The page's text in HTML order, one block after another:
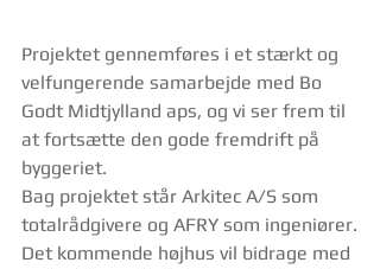
Projektet gennemføres i et stærkt og
velfungerende samarbejde med Bo
Godt Midtjylland aps, og vi ser frem til
at fortsætte den gode fremdrift på
byggeriet.
Bag projektet står Arkitec A/S som
totalrådgivere og AFRY som ingeniører.
Det kommende højhus vil bidrage med